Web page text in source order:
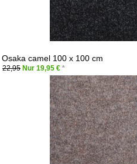
Osaka camel 100 x 100 cm
22,95 Nur 19,95 € *